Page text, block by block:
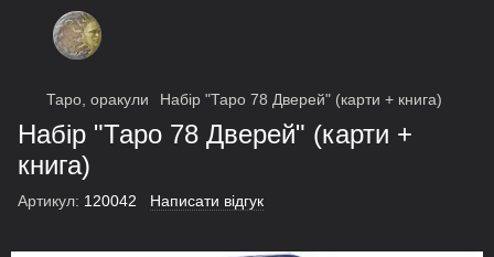
Таро, оракули Набір "Таро 78 Дверей" (карти + книга)
Набір "Таро 78 Дверей" (карти +
книга)
Артикул: 120042 Написати відгук